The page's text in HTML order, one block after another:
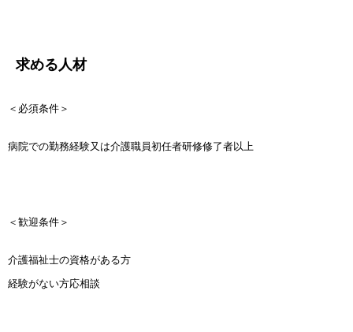
求める人材
＜必須条件＞
病院での勤務経験又は介護職員初任者研修修了者以上
＜歓迎条件＞
介護福祉士の資格がある方
経験がない方応相談